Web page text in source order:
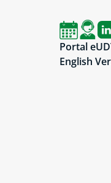
Portal
English